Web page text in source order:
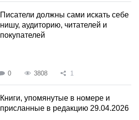
Писатели должны сами искать себе
нишу, аудиторию, читателей и
покупателей
0 3808 1
Книги, упомянутые в номере и
присланные в редакцию 29.04.2026